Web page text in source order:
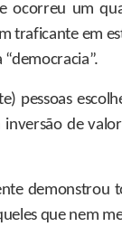
ocorreu um
traficante em
pessoas
de
demonstrou
que nem